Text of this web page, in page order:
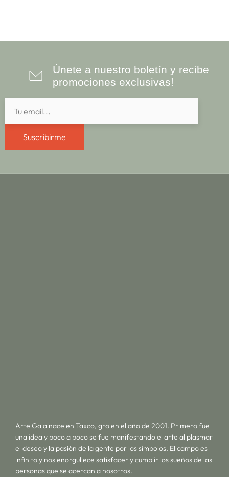
Únete a nuestro boletín y recibe
promociones exclusivas!
Suscribirme
Arte Gaia nace en Taxco, gro en el año de 2001. Primero fue
una idea y poco a poco se fue manifestando el arte al plasmar
el deseo y la pasión de la gente por los símbolos. El campo es
infinito y nos enorgullece satisfacer y cumplir los sueños de las
personas que se acercan a nosotros.